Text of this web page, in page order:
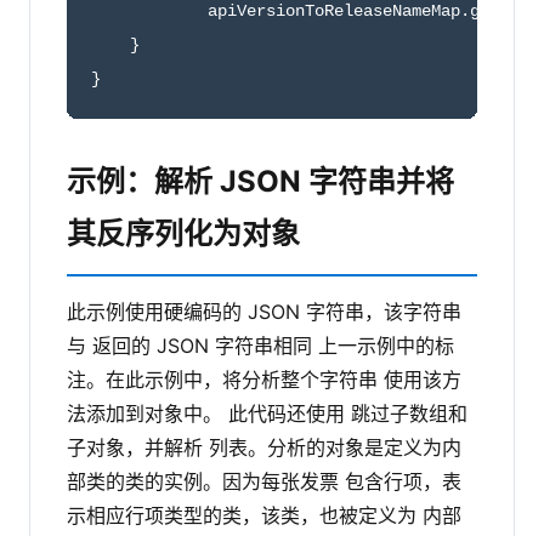
    }
}
示例：解析 JSON 字符串并将
其反序列化为对象
此示例使用硬编码的 JSON 字符串，该字符串
与 返回的 JSON 字符串相同 上一示例中的标
注。在此示例中，将分析整个字符串 使用该方
法添加到对象中。 此代码还使用 跳过子数组和
子对象，并解析 列表。分析的对象是定义为内
部类的类的实例。因为每张发票 包含行项，表
示相应行项类型的类，该类，也被定义为 内部